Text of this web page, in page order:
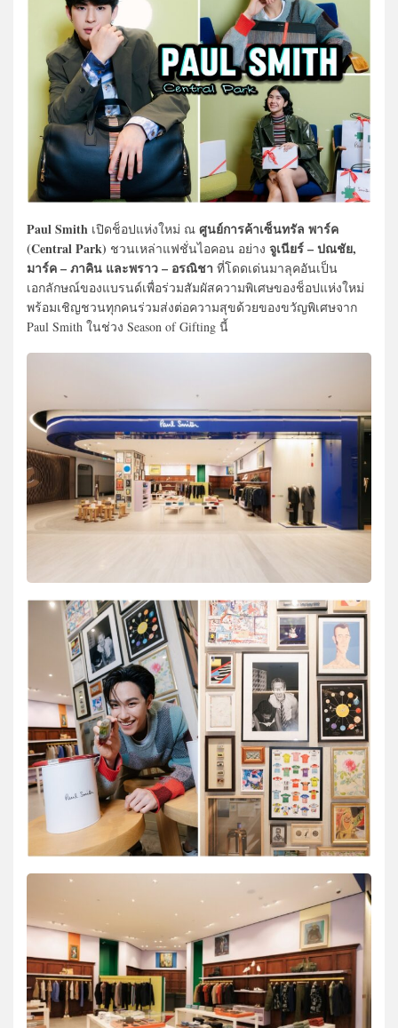
Paul Smith เปิดช็อปแห่งใหม่ ณ ศูนย์การค้าเซ็นทรัล พาร์ค
(Central Park) ชวนเหล่าแฟชั่นไอคอน อย่าง จูเนียร์ – ปณชัย,
มาร์ค – ภาคิน และพราว – อรณิชา ที่โดดเด่นมาลุคอันเป็น
เอกลักษณ์ของแบรนด์เพื่อร่วมสัมผัสความพิเศษของช็อปแห่งใหม่
พร้อมเชิญชวนทุกคนร่วมส่งต่อความสุขด้วยของขวัญพิเศษจาก
Paul Smith ในช่วง Season of Gifting นี้